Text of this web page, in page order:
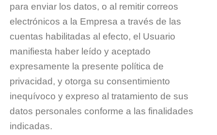
para enviar los datos, o al remitir correos
electrónicos a la Empresa a través de las
cuentas habilitadas al efecto, el Usuario
manifiesta haber leído y aceptado
expresamente la presente política de
privacidad, y otorga su consentimiento
inequívoco y expreso al tratamiento de sus
datos personales conforme a las finalidades
indicadas.